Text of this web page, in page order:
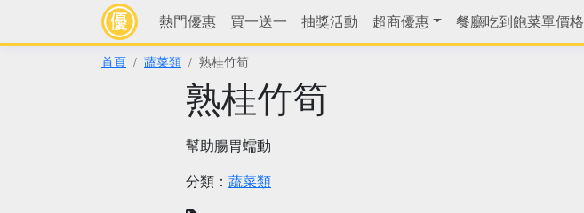
熱門優惠 買一送一 抽獎活動 超商優惠 餐廳吃到飽菜單價格
首頁 蔬菜類 熟桂竹筍
熟桂竹筍
幫助腸胃蠕動
分類： 蔬菜類